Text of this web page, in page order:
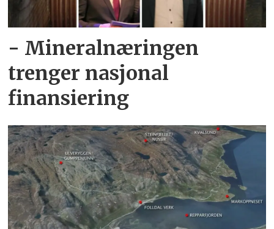
- Mineralnæringen
trenger nasjonal
finansiering